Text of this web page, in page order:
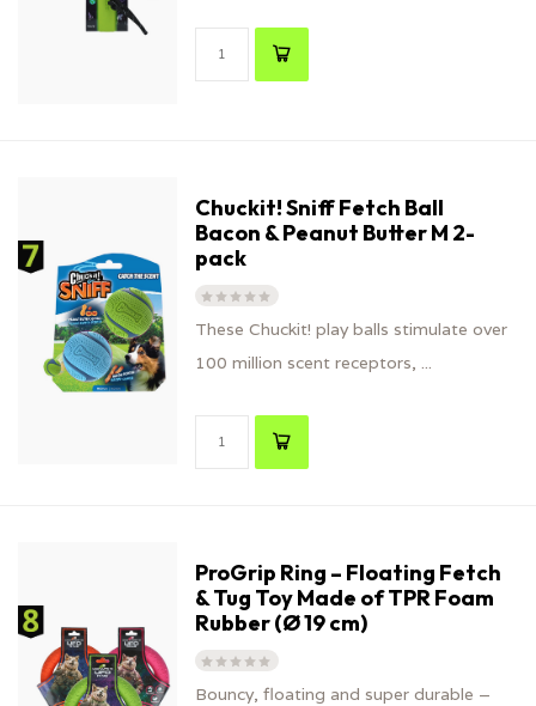
Chuckit! Sniff Fetch Ball
Bacon & Peanut Butter M 2-
pack
These Chuckit! play balls stimulate over
100 million scent receptors, ...
ProGrip Ring – Floating Fetch
& Tug Toy Made of TPR Foam
Rubber (Ø 19 cm)
Bouncy, floating and super durable –